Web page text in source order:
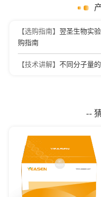
【选购指南】 翌圣生物实
购指南
【技术讲解】 不同分子量
--